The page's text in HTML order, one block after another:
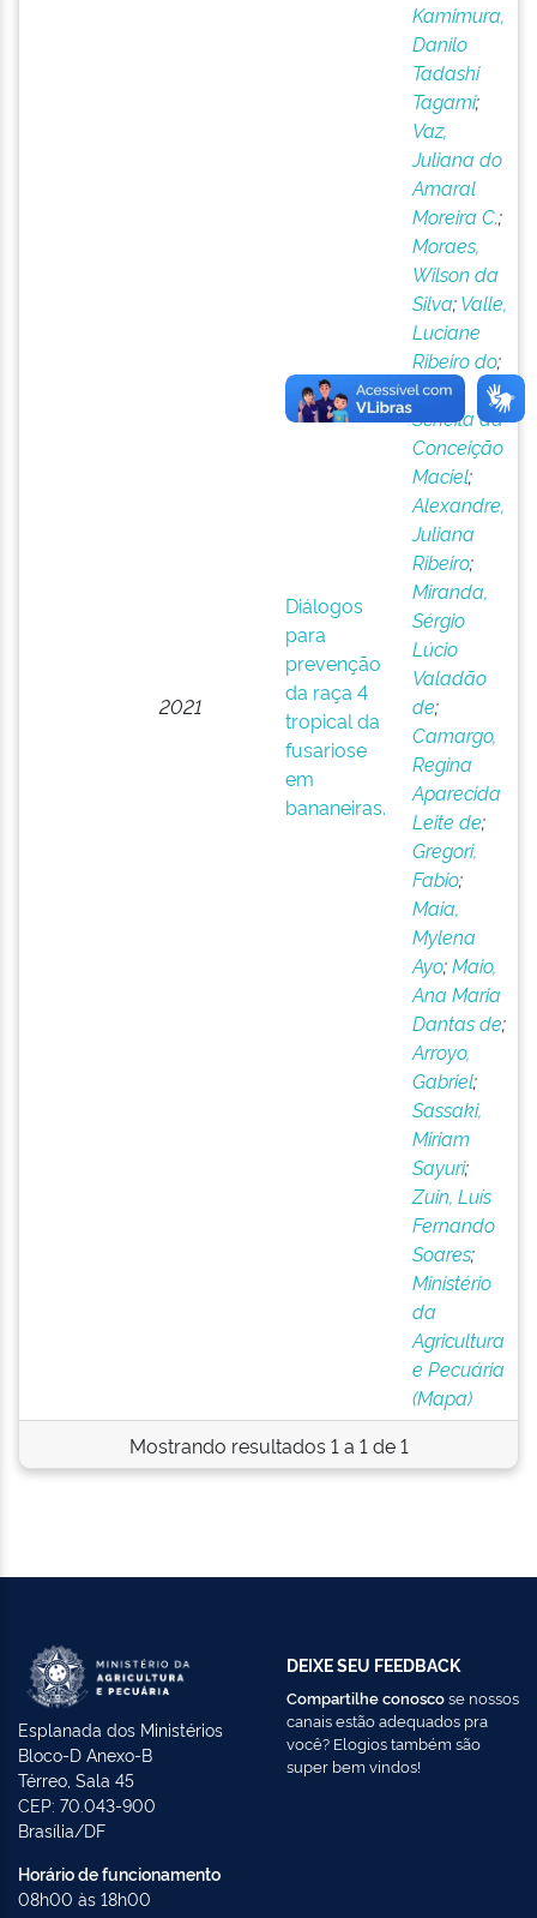
2021
Diálogos
para
prevenção
da raça 4
tropical da
fusariose
em
bananeiras.
Kamimura,
Danilo
Tadashi
Tagami;
Vaz,
Juliana do
Amaral
Moreira C.;
Moraes,
Wilson da
Silva;Valle,
Luciane
Ribeiro do;
Silva,
Scheila da
Conceição
Maciel;
Alexandre,
Juliana
Ribeiro;
Miranda,
Sérgio
Lúcio
Valadão
de;
Camargo,
Regina
Aparecida
Leite de;
Gregori,
Fabio;
Maia,
Mylena
Ayo;Maio,
Ana Maria
Dantas de;
Arroyo,
Gabriel;
Sassaki,
Miriam
Sayuri;
Zuin, Luís
Fernando
Soares;
Ministério
da
Agricultura
e Pecuária
(Mapa)
Mostrando resultados 1 a 1 de 1
Esplanada dos Ministérios
Bloco-D Anexo-B
Térreo, Sala 45
CEP: 70.043-900
Brasília/DF
Horário de funcionamento
08h00 às 18h00
DEIXE SEU FEEDBACK
Compartilhe conoscose nossos
canais estão adequados pra
você? Elogios também são
super bem vindos!